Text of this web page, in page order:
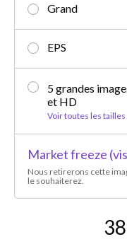
Grand
EPS
5 grandes
et HD
Voir toutes les tailles
Market freeze
Nous retirerons cette
le souhaiterez.